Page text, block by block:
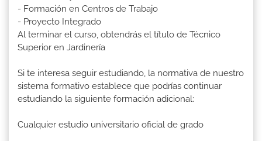
- Formación en Centros de Trabajo
- Proyecto Integrado
Al terminar el curso, obtendrás el título de Técnico
Superior en Jardinería
Si te interesa seguir estudiando, la normativa de nuestro
sistema formativo establece que podrías continuar
estudiando la siguiente formación adicional:
Cualquier estudio universitario oficial de grado